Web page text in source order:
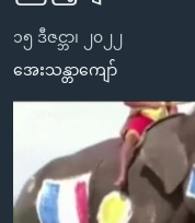
သို့
ကျော်
ကြည့်
အ
အစ္စရေး-ပါလက်စတိုင်း
ရပ်ဝန်းတခု လမ်းတခု
အင်္ဂလိပ်စာလေ့လာမယ်
မကြေးမုံရဲ့ အင်္ဂလိပ်စာ
ရုပ်ရှင်ထဲက အင်္ဂလိပ်စာ
သုတပဒေသာ အင်္ဂလိပ်စာ
တီဗွီ
ရေဒီယိုနှင့်ရုပ်သံ အချ
ရေဒီယို/တီဗွီအစီအစဉ်
၁၅ ဒီဇင္ဘာ၊ ၂၀၂၂
အေးသန္တာကျော်